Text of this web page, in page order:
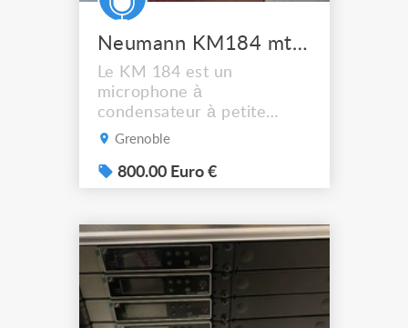
Neumann KM184 mt Stereo Set
Le KM 184 est un
microphone à
condensateur à petite
membrane de pointe avec
uniforme et indépendante
de la fréquence. Son son
avec un très faible bruit
propre et une capacité SPL
élevée ont fait du KM 184
un standard mondial sur
scène et en studi...
Grenoble
800.00 Euro €